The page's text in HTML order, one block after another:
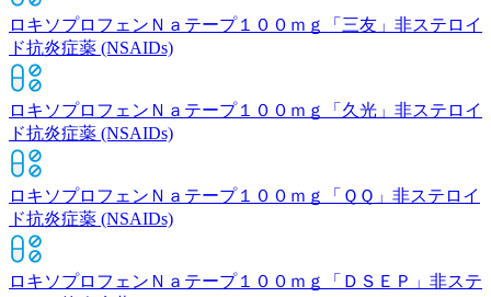
ロキソプロフェンＮａテープ１００ｍｇ「三友」 非ステロイ
ド抗炎症薬 (NSAIDs)
ロキソプロフェンＮａテープ１００ｍｇ「久光」 非ステロイ
ド抗炎症薬 (NSAIDs)
ロキソプロフェンＮａテープ１００ｍｇ「ＱＱ」 非ステロイ
ド抗炎症薬 (NSAIDs)
ロキソプロフェンＮａテープ１００ｍｇ「ＤＳＥＰ」 非ステ